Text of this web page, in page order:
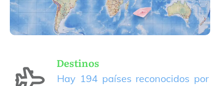
Destinos
Hay 194 países reconocidos por